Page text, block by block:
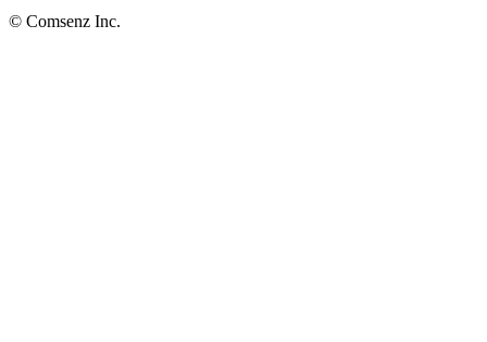
© Comsenz Inc.